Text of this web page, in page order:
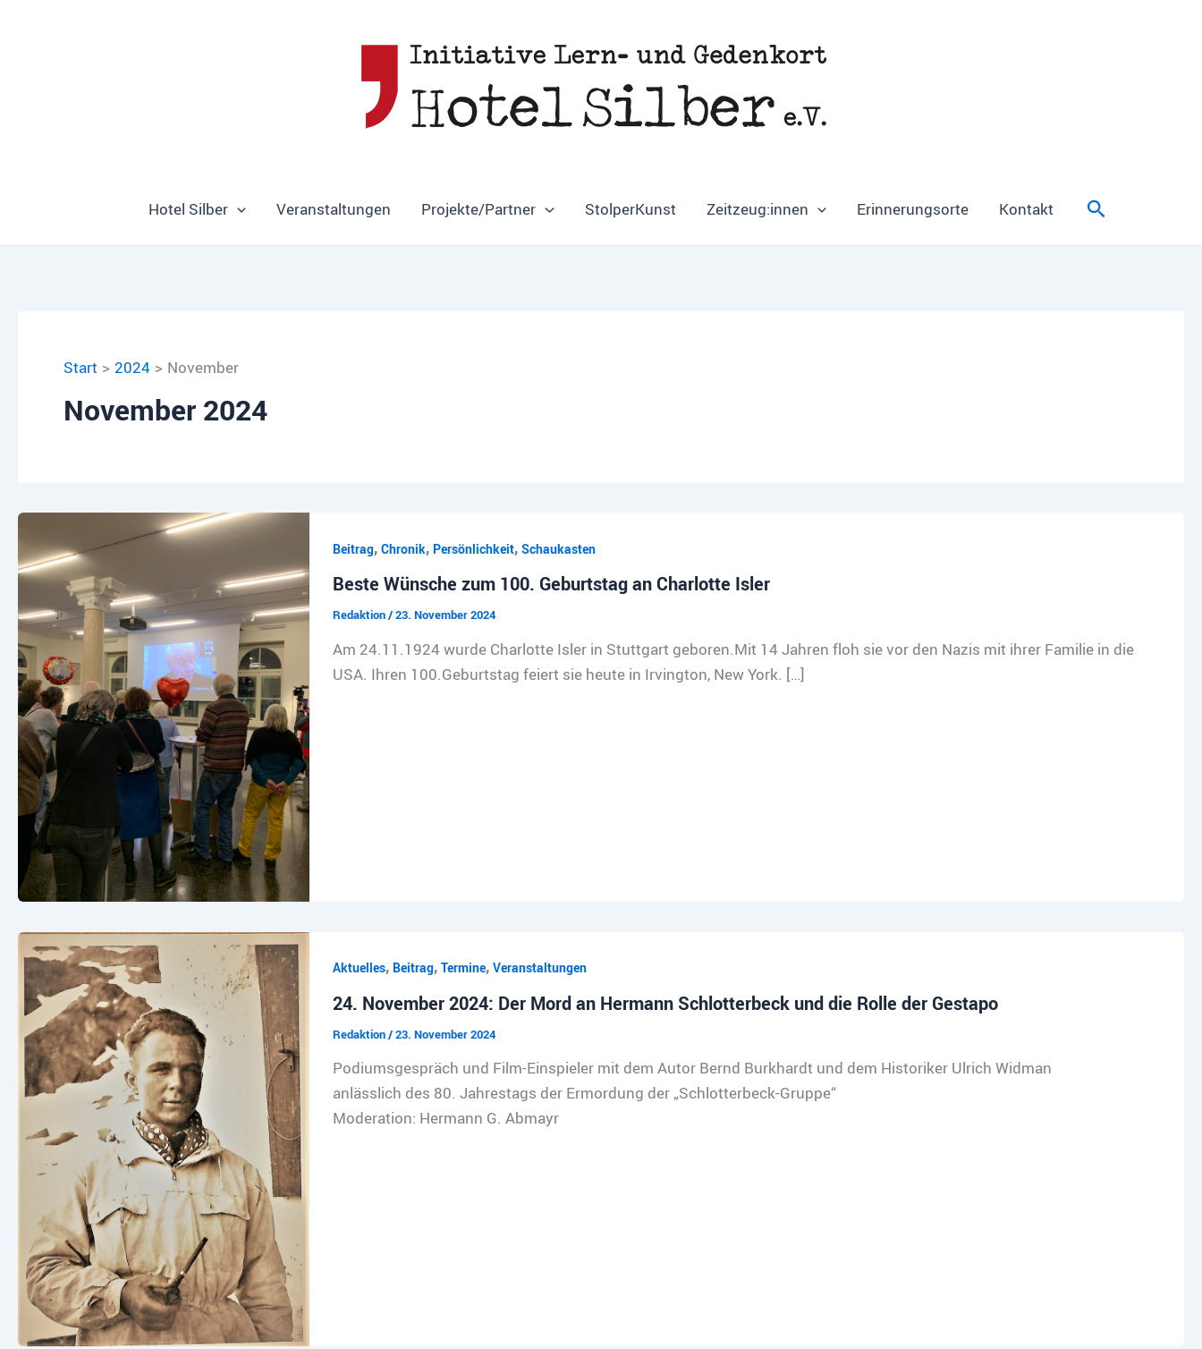
Hotel Silber Veranstaltungen Projekte/Partner StolperKunst Zeitzeug:innen Erinnerungsorte Kontakt Suchen
Start 2024 November
November 2024
Beitrag, Chronik, Persönlichkeit, Schaukasten
Beste Wünsche zum 100. Geburtstag an Charlotte Isler
Redaktion/23. November 2024
Am 24.11.1924 wurde Charlotte Isler in Stuttgart geboren.Mit 14 Jahren floh sie vor den Nazis mit ihrer Familie in die
USA. Ihren 100.Geburtstag feiert sie heute in Irvington, New York. […]
Aktuelles, Beitrag, Termine, Veranstaltungen
24. November 2024: Der Mord an Hermann Schlotterbeck und die Rolle der Gestapo
Redaktion/23. November 2024
Podiumsgespräch und Film-Einspieler mit dem Autor Bernd Burkhardt und dem Historiker Ulrich Widman
anlässlich des 80. Jahrestags der Ermordung der „Schlotterbeck-Gruppe“
Moderation: Hermann G. Abmayr